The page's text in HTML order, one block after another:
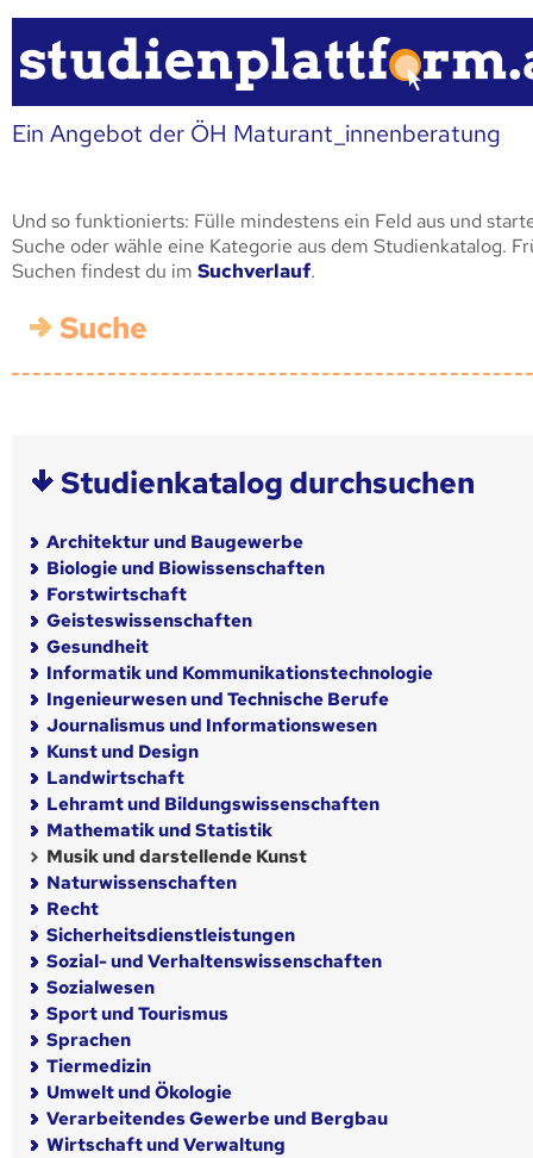
Ein Angebot der ÖH Maturant_innenberatung
Und so funktionierts: Fülle mindestens ein Feld aus und
Suche oder wähle eine Kategorie aus dem Studienkatalog.
Suchen findest du im Suchverlauf.
Suche
Studienkatalog durchsuchen
Architektur und Baugewerbe
Biologie und Biowissenschaften
Forstwirtschaft
Geisteswissenschaften
Gesundheit
Informatik und Kommunikationstechnologie
Ingenieurwesen und Technische Berufe
Journalismus und Informationswesen
Kunst und Design
Landwirtschaft
Lehramt und Bildungswissenschaften
Mathematik und Statistik
Musik und darstellende Kunst
Naturwissenschaften
Recht
Sicherheitsdienstleistungen
Sozial- und Verhaltenswissenschaften
Sozialwesen
Sport und Tourismus
Sprachen
Tiermedizin
Umwelt und Ökologie
Verarbeitendes Gewerbe und Bergbau
Wirtschaft und Verwaltung